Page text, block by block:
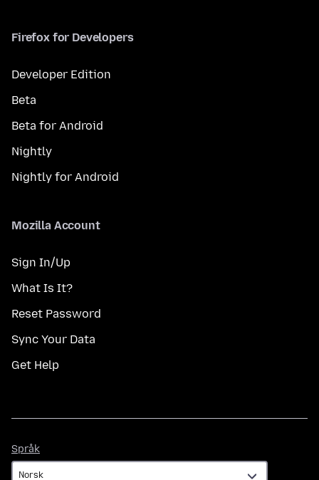
Firefox for Developers
Developer Edition
Beta
Beta for Android
Nightly
Nightly for Android
Mozilla Account
Sign In/Up
What Is It?
Reset Password
Sync Your Data
Get Help
Språk